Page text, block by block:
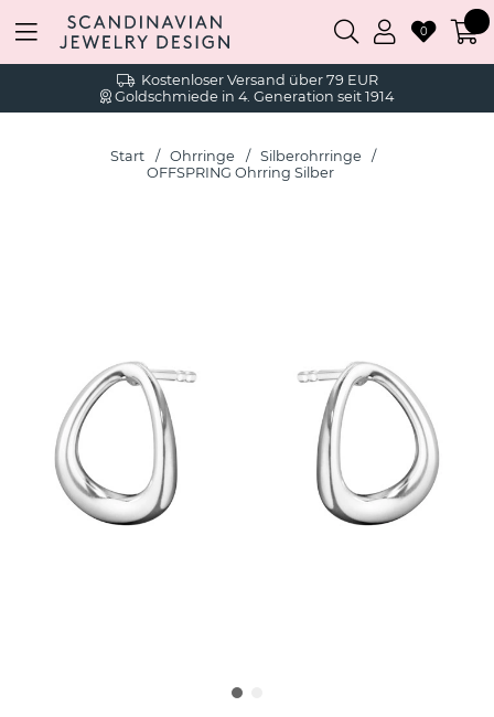
Kostenloser Versand über 79 EUR
Goldschmiede in 4. Generation seit 1914
0
Start Ohrringe
Silberohrringe
OFFSPRING Ohrring Silber